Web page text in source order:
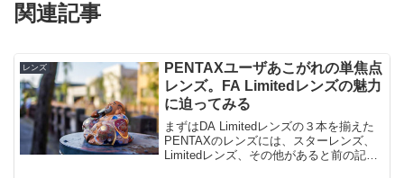
関連記事
レンズ
PENTAXユーザあこがれの単焦点
レンズ。FA Limitedレンズの魅力
に迫ってみる
まずはDA Limitedレンズの３本を揃えた
PENTAXのレンズには、スターレンズ、
Limitedレンズ、その他があると前の記事